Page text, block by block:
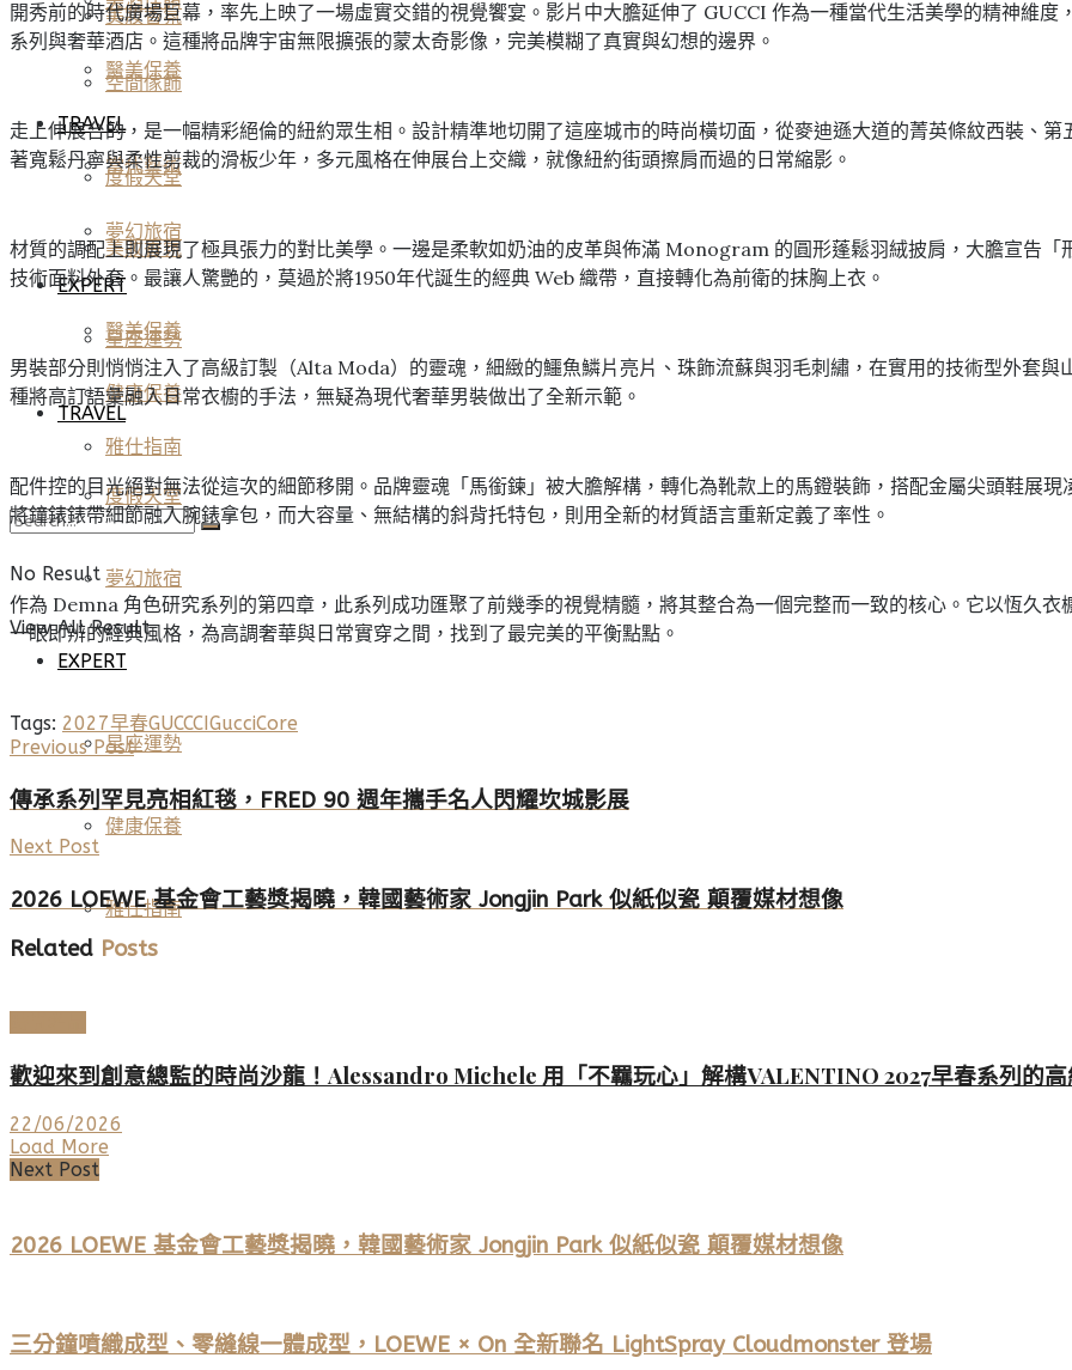
空間傢飾
當代藝術
美妝香氛
醫美保養
TRAVEL
度假天堂
夢幻旅宿
EXPERT
星座運勢
健康保養
雅仕指南
美妝香氛
醫美保養
TRAVEL
度假天堂
夢幻旅宿
EXPERT
星座運勢
健康保養
雅仕指南
No Result
View All Result
開秀前的時代廣場巨幕，率先上映了一場虛實交錯的視覺饗宴。影片中大膽延伸了 GUCCI 作為一種當代生活美學的精神維
系列與奢華酒店。這種將品牌宇宙無限擴張的蒙太奇影像，完美模糊了真實與幻想的邊界。
走上伸展台的，是一幅精彩絕倫的紐約眾生相。設計精準地切開了這座城市的時尚橫切面，從麥迪遜大道的菁英條紋西裝、
著寬鬆丹寧與柔性剪裁的滑板少年，多元風格在伸展台上交織，就像紐約街頭擦肩而過的日常縮影。
材質的調配上則展現了極具張力的對比美學。一邊是柔軟如奶油的皮革與佈滿 Monogram 的圓形蓬鬆羽絨披肩，大膽宣告
技術面料外套。最讓人驚艷的，莫過於將1950年代誕生的經典 Web 織帶，直接轉化為前衛的抹胸上衣。
男裝部分則悄悄注入了高級訂製（Alta Moda）的靈魂，細緻的鱷魚鱗片亮片、珠飾流蘇與羽毛刺繡，在實用的技術型外套
種將高訂語彙融入日常衣櫥的手法，無疑為現代奢華男裝做出了全新示範。
配件控的目光絕對無法從這次的細節移開。品牌靈魂「馬銜鍊」被大膽解構，轉化為靴款上的馬鐙裝飾，搭配金屬尖頭鞋展
將鐘錶錶帶細節融入腕錶拿包，而大容量、無結構的斜背托特包，則用全新的材質語言重新定義了率性。
作為 Demna 角色研究系列的第四章，此系列成功匯聚了前幾季的視覺精髓，將其整合為一個完整而一致的核心。它以恆久
一眼即辨的經典風格，為高調奢華與日常實穿之間，找到了最完美的平衡點點。
Tags: 2027早春GUCCCIGucciCore
Previous Post
傳承系列罕見亮相紅毯，FRED 90 週年攜手名人閃耀坎城影展
Next Post
2026 LOEWE 基金會工藝獎揭曉，韓國藝術家 Jongjin Park 似紙似瓷 顛覆媒材想像
Related Posts
歡迎來到創意總監的時尚沙龍！Alessandro Michele 用「不羈玩心」解構VALENTINO 2027早春系列的
22/06/2026
Load More
Next Post
2026 LOEWE 基金會工藝獎揭曉，韓國藝術家 Jongjin Park 似紙似瓷 顛覆媒材想像
三分鐘噴織成型、零縫線一體成型，LOEWE × On 全新聯名 LightSpray Cloudmonster 登場